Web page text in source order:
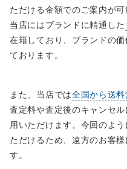
ただける金額でのご案内が可
当店にはブランドに精通した
在籍しており、ブランドの
ております。
また、当店では全国から送
査定料や査定後のキャンセ
用いただけます。今回のよ
ただけるため、遠方のお客
す。